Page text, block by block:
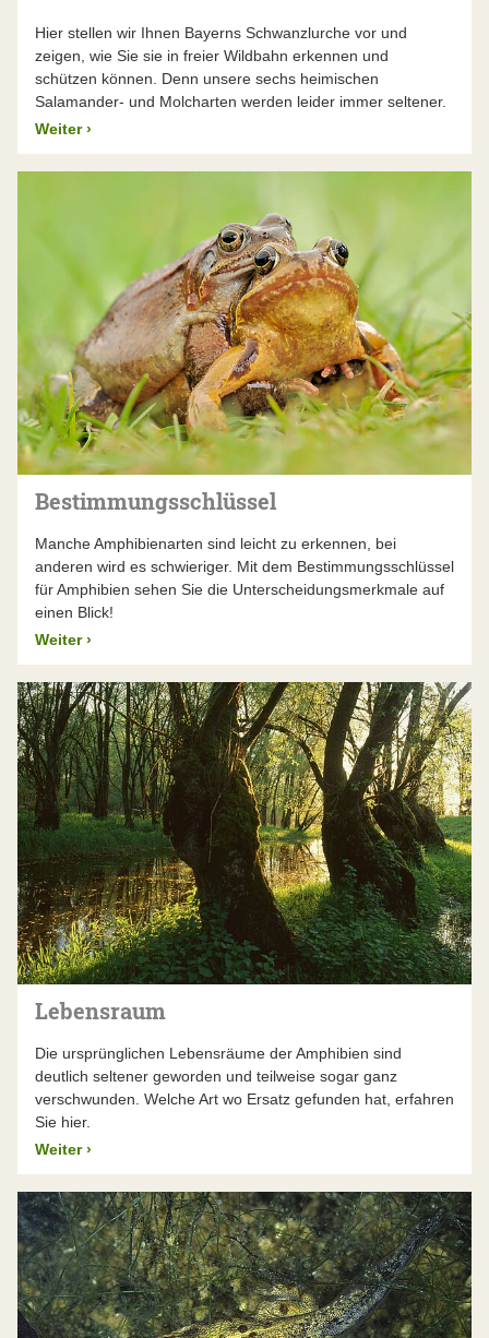
Hier stellen wir Ihnen Bayerns Schwanzlurche vor und
zeigen, wie Sie sie in freier Wildbahn erkennen und
schützen können. Denn unsere sechs heimischen
Salamander- und Molcharten werden leider immer seltener.
Weiter ›
Bestimmungsschlüssel
Manche Amphibienarten sind leicht zu erkennen, bei
anderen wird es schwieriger. Mit dem Bestimmungsschlüssel
für Amphibien sehen Sie die Unterscheidungsmerkmale auf
einen Blick!
Weiter ›
Lebensraum
Die ursprünglichen Lebensräume der Amphibien sind
deutlich seltener geworden und teilweise sogar ganz
verschwunden. Welche Art wo Ersatz gefunden hat, erfahren
Sie hier.
Weiter ›